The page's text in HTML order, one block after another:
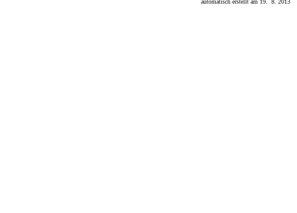
automatisch erstellt am 19. 8. 2013